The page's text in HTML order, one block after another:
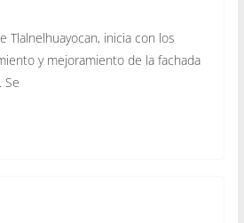
Tlalnelhuayocan, inicia con los
y mejoramiento de la fachada
Se